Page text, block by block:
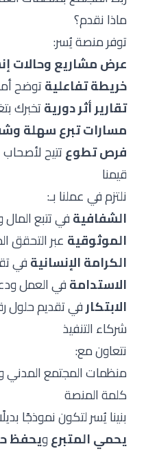
ماذا نقدم؟
توفر منصة يُسر:
عرض مشاريع وحالات
خريطة تفاعليةتوضح
تقارير أثر دوريةتخبرك
مسارات تبرع سهلة
فرص تطوعتتيح لأصحاب
قيمنا
نلتزم في عملنا بـ:
الشفافيةفي تتبع المال
الموثوقية عبر التحقق
الكرامة الإنسانيةفي
الاستدامةفي العمل
الابتكارفي تقديم حلول
شركاء التنفيذ
نتعاون مع:
منظمات المجتمع المدني
كلمة المنصة
بنينا يُسر لتكون نموذجًا
يحمي المتبرعويحفظ